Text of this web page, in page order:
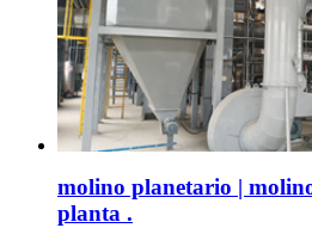
molino planetario |
planta .